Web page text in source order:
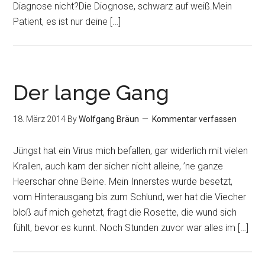
Diagnose nicht?Die Diognose, schwarz auf weiß.Mein
Patient, es ist nur deine […]
Der lange Gang
18. März 2014 ByWolfgang Bräun Kommentar verfassen
Jüngst hat ein Virus mich befallen, gar widerlich mit vielen
Krallen, auch kam der sicher nicht alleine, ’ne ganze
Heerschar ohne Beine. Mein Innerstes wurde besetzt,
vom Hinterausgang bis zum Schlund, wer hat die Viecher
bloß auf mich gehetzt, fragt die Rosette, die wund sich
fühlt, bevor es kunnt. Noch Stunden zuvor war alles im […]